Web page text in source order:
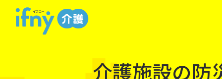
介護施設の防